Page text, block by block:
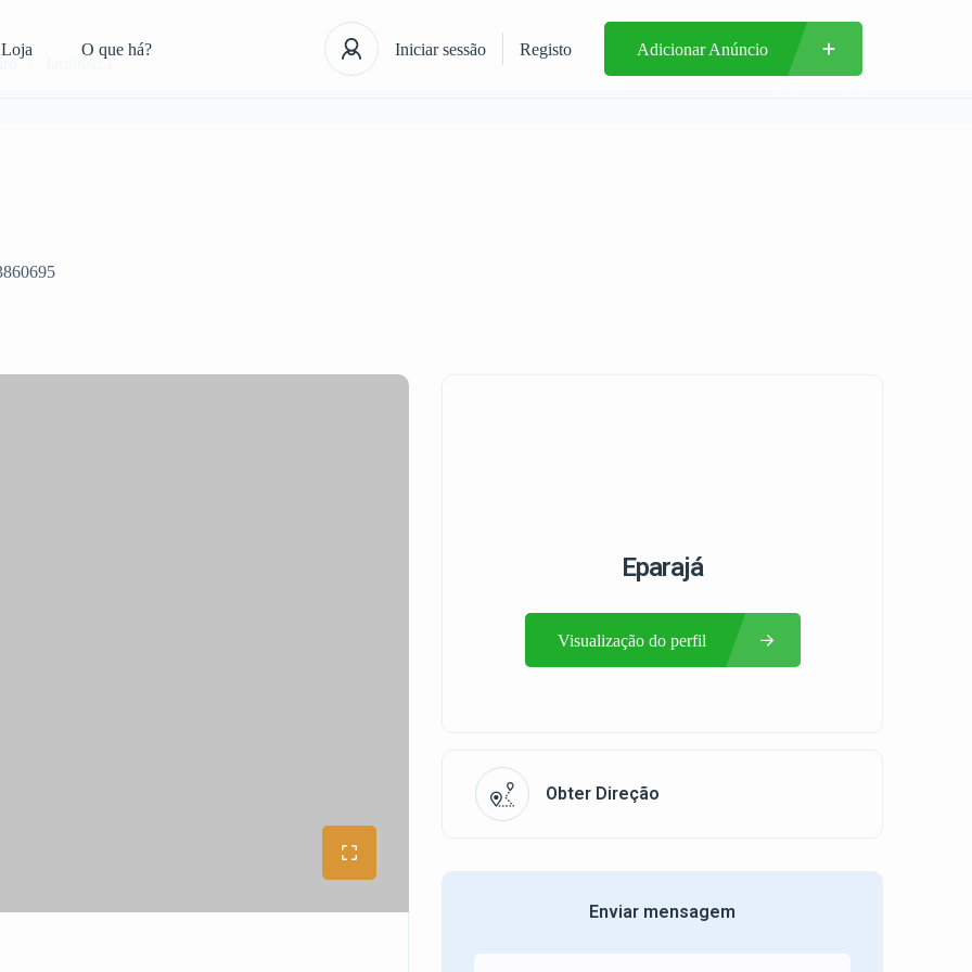
Loja O que há? Iniciar sessão Registo Adicionar Anúncio
Jardinsrc1
Eparajá
Visualização do perfil
Obter Direção
Enviar mensagem